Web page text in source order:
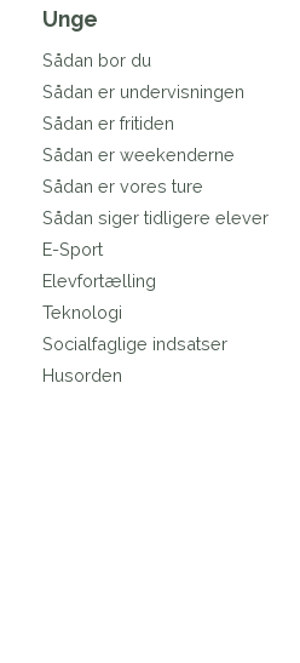
Unge
Sådan bor du
Sådan er undervisningen
Sådan er fritiden
Sådan er weekenderne
Sådan er vores ture
Sådan siger tidligere elever
E-Sport
Elevfortælling
Teknologi
Socialfaglige indsatser
Husorden